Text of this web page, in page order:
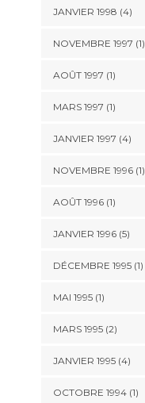
JANVIER 1998 (4)
NOVEMBRE 1997 (1)
AOÛT 1997 (1)
MARS 1997 (1)
JANVIER 1997 (4)
NOVEMBRE 1996 (1)
AOÛT 1996 (1)
JANVIER 1996 (5)
DÉCEMBRE 1995 (1)
MAI 1995 (1)
MARS 1995 (2)
JANVIER 1995 (4)
OCTOBRE 1994 (1)